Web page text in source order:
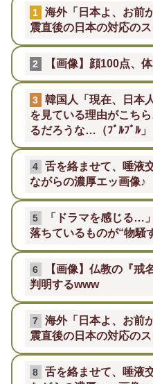
1
海外「日本よ、お前
震直後の日本の対応の
2 【画像】顔100点、
3
韓国人「現在、日本
を見ている理由がこち
るだろうな…（ﾌﾞﾙﾌﾞﾙ
4
舌を絡ませて、唾液
ながらの濃厚エッ画像♪
5
「ドラマを感じる…
落ちているものが“物騒
6
【画像】仏教の『戒
判明するwww
7
海外「日本よ、お前
震直後の日本の対応の
8
舌を絡ませて、唾液